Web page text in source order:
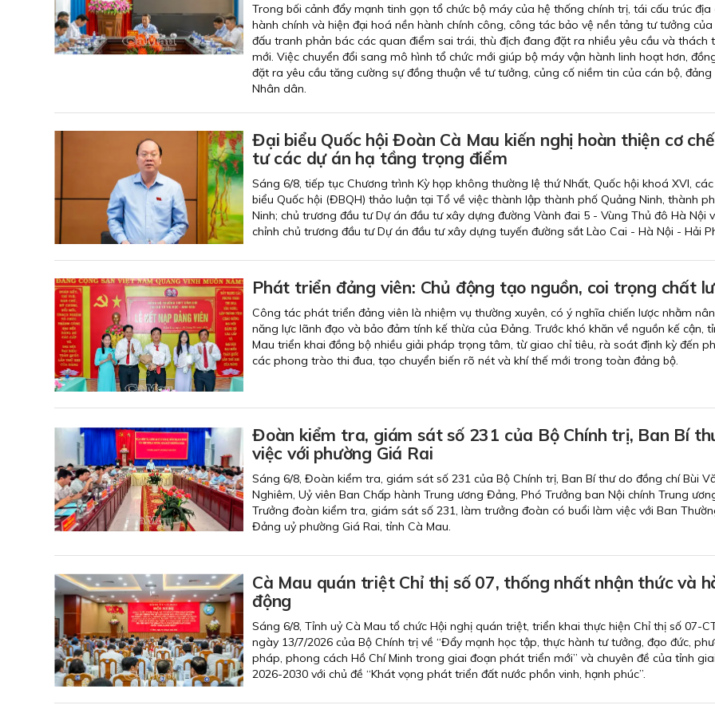
Trong bối cảnh đẩy mạnh tinh gọn tổ chức bộ máy của hệ thống chính trị, tái cấu trúc địa
hành chính và hiện đại hoá nền hành chính công, công tác bảo vệ nền tảng tư tưởng
đấu tranh phản bác các quan điểm sai trái, thù địch đang đặt ra nhiều yêu cầu và thách
mới. Việc chuyển đổi sang mô hình tổ chức mới giúp bộ máy vận hành linh hoạt hơn,
đặt ra yêu cầu tăng cường sự đồng thuận về tư tưởng, củng cố niềm tin của cán bộ, đảng
Nhân dân.
Đại biểu Quốc hội Đoàn Cà Mau kiến nghị hoàn thiện cơ
tư các dự án hạ tầng trọng điểm
Sáng 6/8, tiếp tục Chương trình Kỳ họp không thường lệ thứ Nhất, Quốc hội khoá XVI,
biểu Quốc hội (ĐBQH) thảo luận tại Tổ về việc thành lập thành phố Quảng Ninh, thành
Ninh; chủ trương đầu tư Dự án đầu tư xây dựng đường Vành đai 5 - Vùng Thủ đô Hà Nội
chỉnh chủ trương đầu tư Dự án đầu tư xây dựng tuyến đường sắt Lào Cai - Hà Nội - Hải
Phát triển đảng viên: Chủ động tạo nguồn, coi trọng chất
Công tác phát triển đảng viên là nhiệm vụ thường xuyên, có ý nghĩa chiến lược nhằm
năng lực lãnh đạo và bảo đảm tính kế thừa của Ðảng. Trước khó khăn về nguồn kế cận,
Mau triển khai đồng bộ nhiều giải pháp trọng tâm, từ giao chỉ tiêu, rà soát định kỳ đến
các phong trào thi đua, tạo chuyển biến rõ nét và khí thế mới trong toàn đảng bộ.
Đoàn kiểm tra, giám sát số 231 của Bộ Chính trị, Ban Bí
việc với phường Giá Rai
Sáng 6/8, Đoàn kiểm tra, giám sát số 231 của Bộ Chính trị, Ban Bí thư do đồng chí Bùi
Nghiêm, Uỷ viên Ban Chấp hành Trung ương Đảng, Phó Trưởng ban Nội chính Trung
Trưởng đoàn kiểm tra, giám sát số 231, làm trưởng đoàn có buổi làm việc với Ban
Đảng uỷ phường Giá Rai, tỉnh Cà Mau.
Cà Mau quán triệt Chỉ thị số 07, thống nhất nhận thức và
động
Sáng 6/8, Tỉnh uỷ Cà Mau tổ chức Hội nghị quán triệt, triển khai thực hiện Chỉ thị số 07-
ngày 13/7/2026 của Bộ Chính trị về “Đẩy mạnh học tập, thực hành tư tưởng, đạo đức,
pháp, phong cách Hồ Chí Minh trong giai đoạn phát triển mới” và chuyên đề của tỉnh
2026-2030 với chủ đề “Khát vọng phát triển đất nước phồn vinh, hạnh phúc”.